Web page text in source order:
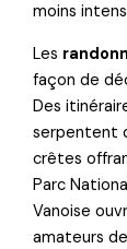
moins
Les
façon de
Des
serpentent
crêtes
Parc
Vanoise
amateurs